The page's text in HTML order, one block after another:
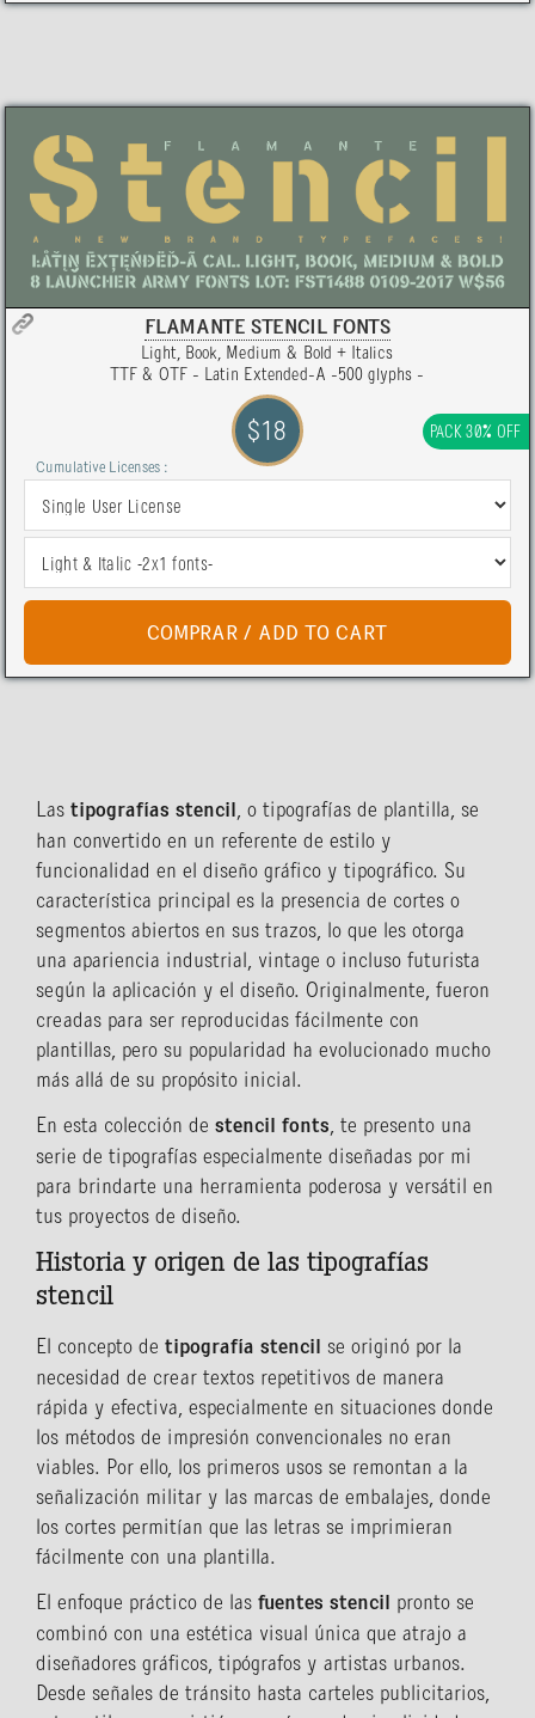
FLAMANTE STENCIL FONTS
Light, Book, Medium & Bold + Italics
TTF & OTF - Latin Extended-A -500 glyphs -
PACK 30% OFF
$18
Cumulative Licenses :
Las tipografías stencil , o tipografías de plantilla, se
han convertido en un referente de estilo y
funcionalidad en el diseño gráfico y tipográfico. Su
característica principal es la presencia de cortes o
segmentos abiertos en sus trazos, lo que les otorga
una apariencia industrial, vintage o incluso futurista
según la aplicación y el diseño. Originalmente, fueron
creadas para ser reproducidas fácilmente con
plantillas, pero su popularidad ha evolucionado mucho
más allá de su propósito inicial.
En esta colección de stencil fonts , te presento una
serie de tipografías especialmente diseñadas por mi
para brindarte una herramienta poderosa y versátil en
tus proyectos de diseño.
Historia y origen de las tipografías
stencil
El concepto de tipografía stencil se originó por la
necesidad de crear textos repetitivos de manera
rápida y efectiva, especialmente en situaciones donde
los métodos de impresión convencionales no eran
viables. Por ello, los primeros usos se remontan a la
señalización militar y las marcas de embalajes, donde
los cortes permitían que las letras se imprimieran
fácilmente con una plantilla.
El enfoque práctico de las fuentes stencil pronto se
combinó con una estética visual única que atrajo a
diseñadores gráficos, tipógrafos y artistas urbanos.
Desde señales de tránsito hasta carteles publicitarios,